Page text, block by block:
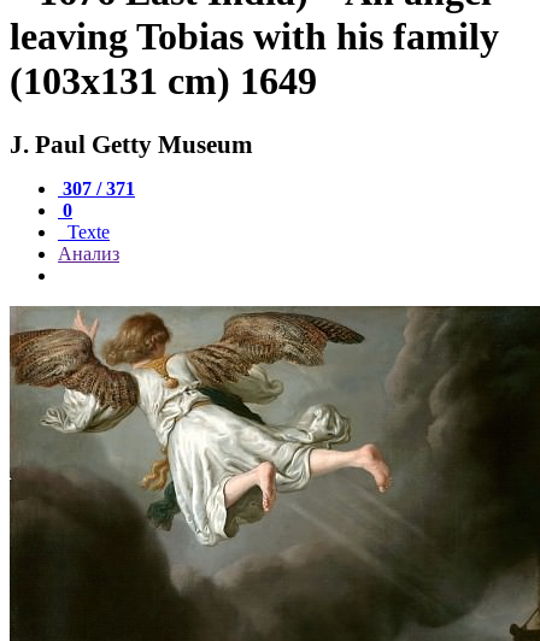
leaving Tobias with his family
(103x131 cm) 1649
J. Paul Getty Museum
307 / 371
0
Texte
Анализ